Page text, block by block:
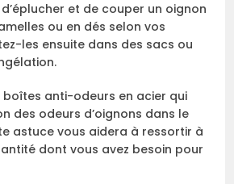
et de couper un oignon
ou en dés selon vos
les ensuite dans des sacs ou
boîtes anti-odeurs en acier qui
des odeurs d’oignons dans le
astuce vous aidera à ressortir à
dont vous avez besoin pour